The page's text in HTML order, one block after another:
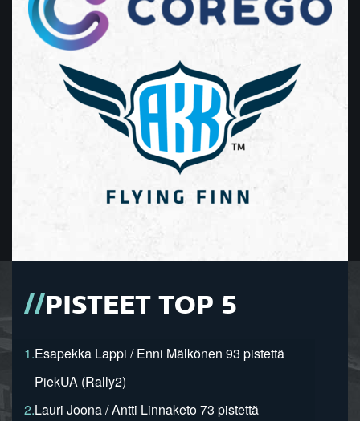
PISTEET TOP 5
1.Esapekka Lappi / Enni Mälkönen 93 pistettä
PiekUA (Rally2)
2.Lauri Joona / Antti Linnaketo 73 pistettä